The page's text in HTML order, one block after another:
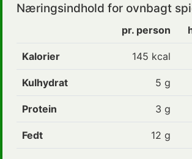
Næringsindhold for ovnbagt
pr. person
Kalorier 145 kcal
Kulhydrat 5 g
Protein 3 g
Fedt 12 g